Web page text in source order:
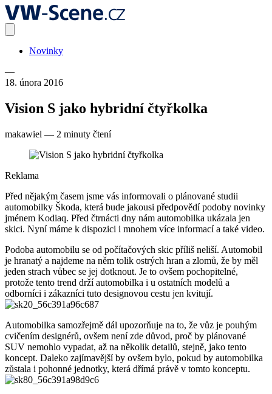
Novinky
—
18. února 2016
Vision S jako hybridní čtyřkolka
makawiel — 2 minuty čtení
Reklama
Před nějakým časem jsme vás informovali o plánované studii
automobilky Škoda, která bude jakousi předpovědí podoby novinky
jménem Kodiaq. Před čtrnácti dny nám automobilka ukázala jen
skici. Nyní máme k dispozici i mnohem více informací a také video.
Podoba automobilu se od počítačových skic příliš neliší. Automobil
je hranatý a najdeme na něm tolik ostrých hran a zlomů, že by měl
jeden strach vůbec se jej dotknout. Je to ovšem pochopitelné,
protože tento trend drží automobilka i u ostatních modelů a
odborníci i zákazníci tuto designovou cestu jen kvitují.
Automobilka samozřejmě dál upozorňuje na to, že vůz je pouhým
cvičením designérů, ovšem není zde důvod, proč by plánované
SUV nemohlo vypadat, až na několik detailů, stejně, jako tento
koncept. Daleko zajímavější by ovšem bylo, pokud by automobilka
zůstala i pohonné jednotky, která dřímá právě v tomto konceptu.